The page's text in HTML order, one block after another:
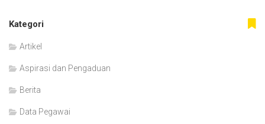
Kategori
Artikel
Aspirasi dan Pengaduan
Berita
Data Pegawai